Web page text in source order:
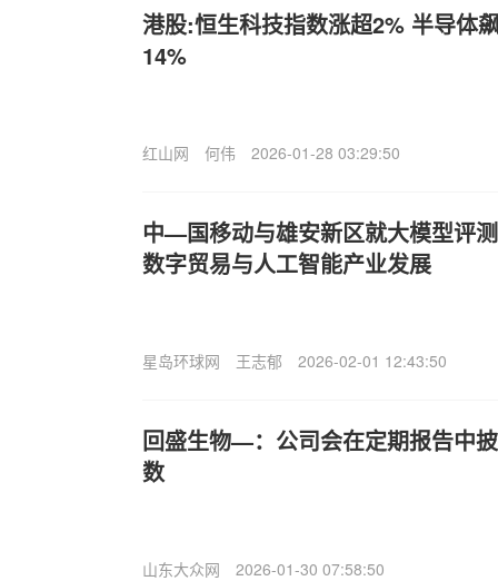
港股:恒生科技指数涨超2% 半导体
14%
红山网 何伟 2026-01-28 03:29:50
中—国移动与雄安新区就大模型评
数字贸易与人工智能产业发展
星岛环球网 王志郁 2026-02-01 12:43:50
回盛生物—：公司会在定期报告中
数
山东大众网 2026-01-30 07:58:50